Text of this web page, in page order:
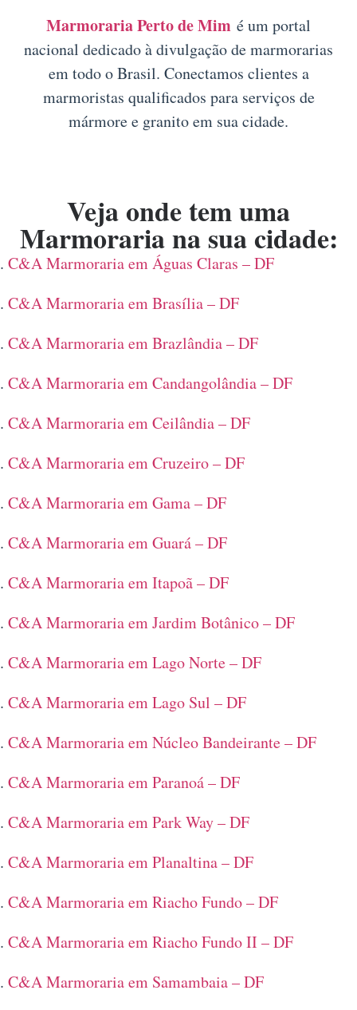
Marmoraria Perto de Mim é um portal
nacional dedicado à divulgação de marmorarias
em todo o Brasil. Conectamos clientes a
marmoristas qualificados para serviços de
mármore e granito em sua cidade.
Veja onde tem uma
Marmoraria na sua cidade:
C&A Marmoraria em Águas Claras – DF
C&A Marmoraria em Brasília – DF
C&A Marmoraria em Brazlândia – DF
C&A Marmoraria em Candangolândia – DF
C&A Marmoraria em Ceilândia – DF
C&A Marmoraria em Cruzeiro – DF
C&A Marmoraria em Gama – DF
C&A Marmoraria em Guará – DF
C&A Marmoraria em Itapoã – DF
C&A Marmoraria em Jardim Botânico – DF
C&A Marmoraria em Lago Norte – DF
C&A Marmoraria em Lago Sul – DF
C&A Marmoraria em Núcleo Bandeirante – DF
C&A Marmoraria em Paranoá – DF
C&A Marmoraria em Park Way – DF
C&A Marmoraria em Planaltina – DF
C&A Marmoraria em Riacho Fundo – DF
C&A Marmoraria em Riacho Fundo II – DF
C&A Marmoraria em Samambaia – DF